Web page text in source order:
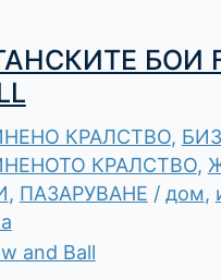
БОИ
КРАЛСТВО,
КРАЛСТВО,
, ПАЗАРУВАНЕ / дом,